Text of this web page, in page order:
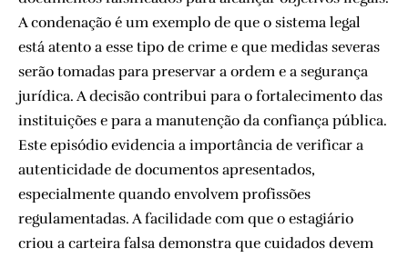
A condenação é um exemplo de que o sistema legal
está atento a esse tipo de crime e que medidas severas
serão tomadas para preservar a ordem e a segurança
jurídica. A decisão contribui para o fortalecimento das
instituições e para a manutenção da confiança pública.
Este episódio evidencia a importância de verificar a
autenticidade de documentos apresentados,
especialmente quando envolvem profissões
regulamentadas. A facilidade com que o estagiário
criou a carteira falsa demonstra que cuidados devem